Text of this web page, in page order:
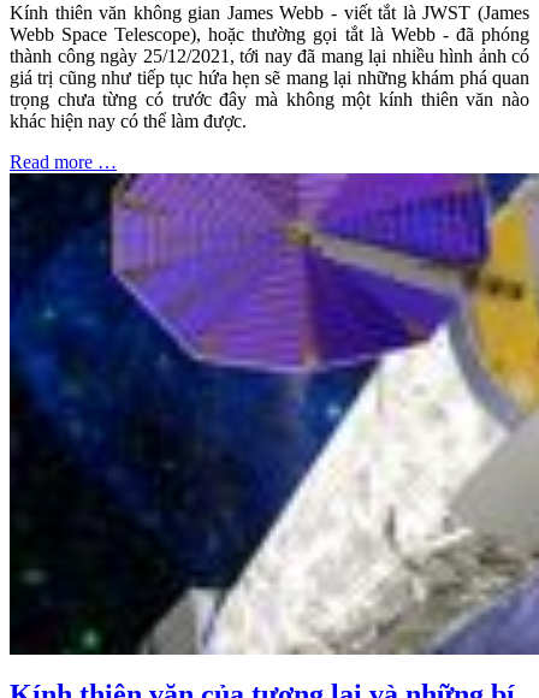
Kính thiên văn không gian James Webb - viết tắt là JWST (James
Webb Space Telescope), hoặc thường gọi tắt là Webb - đã phóng
thành công ngày 25/12/2021, tới nay đã mang lại nhiều hình ảnh có
giá trị cũng như tiếp tục hứa hẹn sẽ mang lại những khám phá quan
trọng chưa từng có trước đây mà không một kính thiên văn nào
khác hiện nay có thể làm được.
Read more …